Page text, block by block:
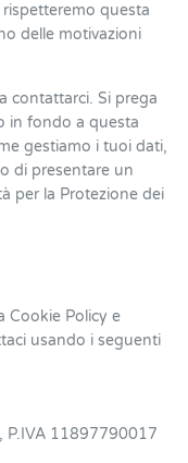
questa
delle motivazioni
contattarci. Si prega
in fondo a questa
gestiamo i tuoi dati,
di presentare un
per la Protezione dei
Cookie Policy e
usando i seguenti
P.IVA 11897790017